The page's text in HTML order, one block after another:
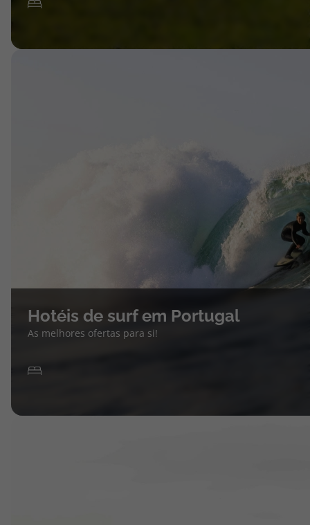
Hotéis de surf em Portugal
As melhores ofertas para si!